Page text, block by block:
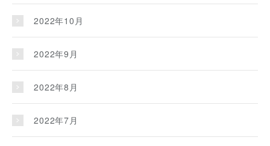
2022年10月
2022年9月
2022年8月
2022年7月